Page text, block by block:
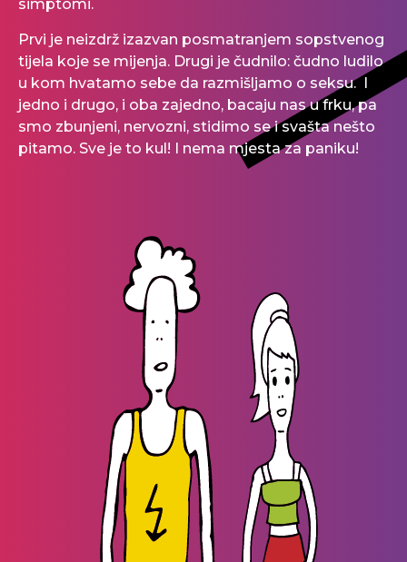
simptomi.
Prvi je neizdrž izazvan posmatranjem sopstvenog
tijela koje se mijenja. Drugi je čudnilo: čudno ludilo
u kom hvatamo sebe da razmišljamo o seksu. I
jedno i drugo, i oba zajedno, bacaju nas u frku, pa
smo zbunjeni, nervozni, stidimo se i svašta nešto
pitamo. Sve je to kul! I nema mjesta za paniku!